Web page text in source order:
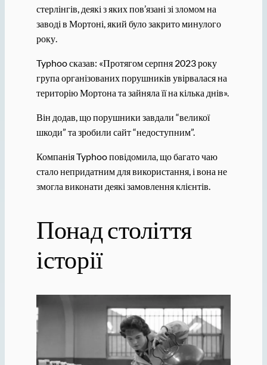
стерлінгів, деякі з яких пов’язані зі зломом на
заводі в Мортоні, який було закрито минулого
року.
Typhoo сказав: «Протягом серпня 2023 року
група організованих порушників увірвалася на
територію Мортона та зайняла її на кілька днів».
Він додав, що порушники завдали “великої
шкоди” та зробили сайт “недоступним”.
Компанія Typhoo повідомила, що багато чаю
стало непридатним для використання, і вона не
змогла виконати деякі замовлення клієнтів.
Понад століття
історії